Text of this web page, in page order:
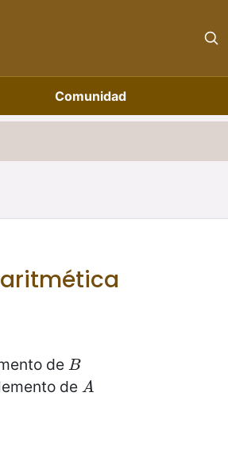
Comunidad
aritmética
de B
B
de A
A